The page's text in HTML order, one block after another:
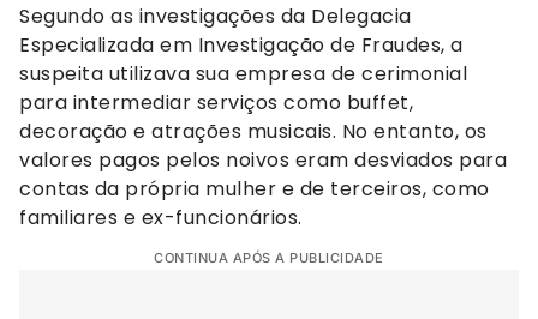
Segundo as investigações da Delegacia
Especializada em Investigação de Fraudes, a
suspeita utilizava sua empresa de cerimonial
para intermediar serviços como buffet,
decoração e atrações musicais. No entanto, os
valores pagos pelos noivos eram desviados para
contas da própria mulher e de terceiros, como
familiares e ex-funcionários.
CONTINUA APÓS A PUBLICIDADE